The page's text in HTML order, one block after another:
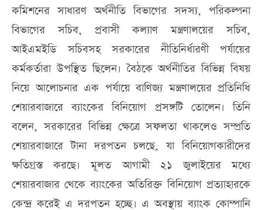
কমিশনের সাধারণ অর্থনীতি বিভাগের সদস্য, পরিকল্পনা
বিভাগের সচিব, প্রবাসী কল্যাণ মন্ত্রণালয়ের সচিব,
আইএমইডি সচিবসহ সরকারের নীতিনির্ধারণী পর্যায়ের
কর্মকর্তারা উপস্থিত ছিলেন। বৈঠকে অর্থনীতির বিভিন্ন বিষয়
নিয়ে আলোচনার এক পর্যায়ে বাণিজ্য মন্ত্রণালয়ের প্রতিনিধি
শেয়ারবাজারে ব্যাংকের বিনিয়োগ প্রসঙ্গটি তোলেন। তিনি
বলেন, সরকারের বিভিন্ন ক্ষেত্রে সফলতা থাকলেও সম্প্রতি
শেয়ারবাজারে টানা দরপতন চলছে, যা বিনিয়োগকারীদের
ক্ষতিগ্রস্ত করছে। মূলত আগামী ২১ জুলাইয়ের মধ্যে
শেয়ারবাজার থেকে ব্যাংকের অতিরিক্ত বিনিয়োগ প্রত্যাহারকে
কেন্দ্র করেই এ দরপতন হচ্ছে। এ অবস্থায় ব্যাংক কোম্পানি